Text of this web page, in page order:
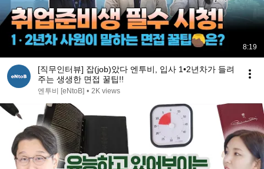
8:19
[직무인터뷰] 잡(job)았다 엔투비, 입사 1•2년차가 들려
주는 생생한 면접 꿀팁!!
엔투비 [eNtoB] • 2K views